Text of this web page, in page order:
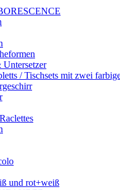
/ Tischsets mit zwei
und rot+weiß